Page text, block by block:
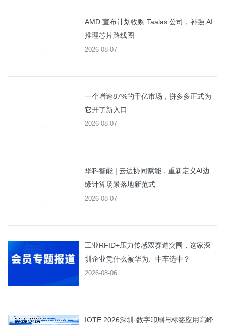
AMD 宣布计划收购 Taalas 公司，补强 AI
推理芯片路线图
2026-08-07
一个增速87%的千亿市场，拼多多正式为
它开了新入口
2026-08-07
华科智能 | 云边协同赋能，重新定义AI边
缘计算场景落地新范式
2026-08-07
工业RFID+压力传感双赛道突围，这家深
圳企业凭什么被华为、中车选中？
2026-08-06
IOTE 2026深圳·数字印刷与标签应用高峰